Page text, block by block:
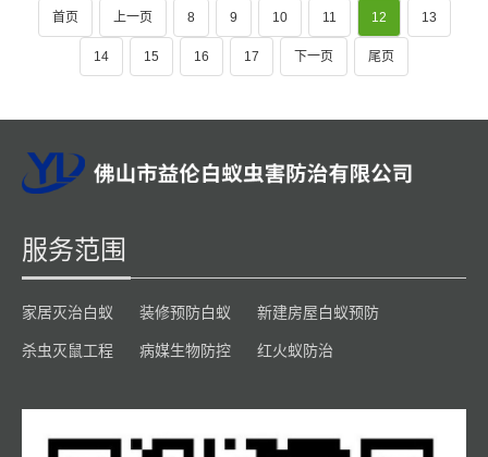
首页 上一页 8 9 10 11 12 13
14 15 16 17 下一页 尾页
服务范围
家居灭治白蚁 装修预防白蚁 新建房屋白蚁预防
杀虫灭鼠工程 病媒生物防控 红火蚁防治